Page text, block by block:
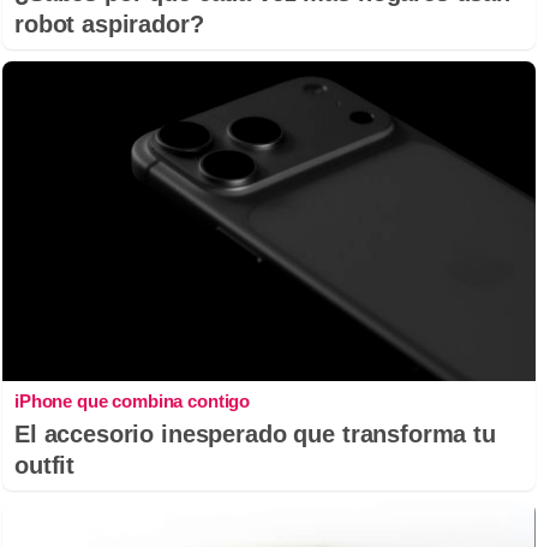
robot aspirador?
iPhone que combina contigo
El accesorio inesperado que transforma tu
outfit